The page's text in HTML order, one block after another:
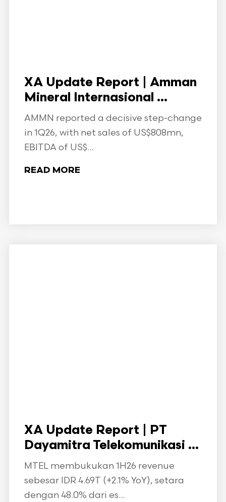
XA Update Report | Amman
Mineral Internasional ...
AMMN reported a decisive step-change
in 1Q26, with net sales of US$808mn,
EBITDA of US$...
READ MORE
XA Update Report | PT
Dayamitra Telekomunikasi ...
MTEL membukukan 1H26 revenue
sebesar IDR 4.69T (+2.1% YoY), setara
dengan 48.0% dari es...